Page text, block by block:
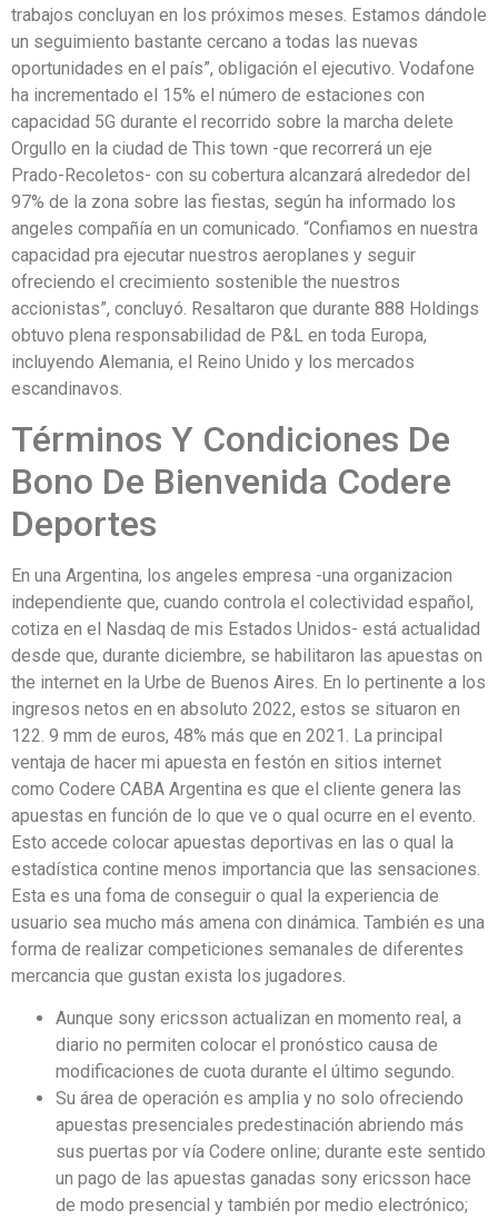
trabajos concluyan en los próximos meses. Estamos dándole
un seguimiento bastante cercano a todas las nuevas
oportunidades en el país”, obligación el ejecutivo. Vodafone
ha incrementado el 15% el número de estaciones con
capacidad 5G durante el recorrido sobre la marcha delete
Orgullo en la ciudad de This town -que recorrerá un eje
Prado-Recoletos- con su cobertura alcanzará alrededor del
97% de la zona sobre las fiestas, según ha informado los
angeles compañía en un comunicado. “Confiamos en nuestra
capacidad pra ejecutar nuestros aeroplanes y seguir
ofreciendo el crecimiento sostenible the nuestros
accionistas”, concluyó. Resaltaron que durante 888 Holdings
obtuvo plena responsabilidad de P&L en toda Europa,
incluyendo Alemania, el Reino Unido y los mercados
escandinavos.
Términos Y Condiciones De
Bono De Bienvenida Codere
Deportes
En una Argentina, los angeles empresa -una organizacion
independiente que, cuando controla el colectividad español,
cotiza en el Nasdaq de mis Estados Unidos- está actualidad
desde que, durante diciembre, se habilitaron las apuestas on
the internet en la Urbe de Buenos Aires. En lo pertinente a los
ingresos netos en en absoluto 2022, estos se situaron en
122. 9 mm de euros, 48% más que en 2021. La principal
ventaja de hacer mi apuesta en festón en sitios internet
como Codere CABA Argentina es que el cliente genera las
apuestas en función de lo que ve o qual ocurre en el evento.
Esto accede colocar apuestas deportivas en las o qual la
estadística contine menos importancia que las sensaciones.
Esta es una foma de conseguir o qual la experiencia de
usuario sea mucho más amena con dinámica. También es una
forma de realizar competiciones semanales de diferentes
mercancia que gustan exista los jugadores.
Aunque sony ericsson actualizan en momento real, a
diario no permiten colocar el pronóstico causa de
modificaciones de cuota durante el último segundo.
Su área de operación es amplia y no solo ofreciendo
apuestas presenciales predestinación abriendo más
sus puertas por vía Codere online; durante este sentido
un pago de las apuestas ganadas sony ericsson hace
de modo presencial y también por medio electrónico;